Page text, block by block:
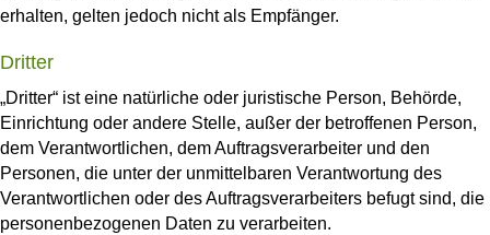
erhalten, gelten jedoch nicht als Empfänger.
Dritter
„Dritter“ ist eine natürliche oder juristische Person, Behörde,
Einrichtung oder andere Stelle, außer der betroffenen Person,
dem Verantwortlichen, dem Auftragsverarbeiter und den
Personen, die unter der unmittelbaren Verantwortung des
Verantwortlichen oder des Auftragsverarbeiters befugt sind, die
personenbezogenen Daten zu verarbeiten.